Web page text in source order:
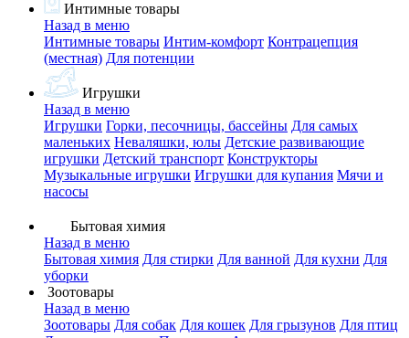
Интимные товары
Назад в меню
Интимные товары Интим-комфорт Контрацепция
(местная) Для потенции
Игрушки
Назад в меню
Игрушки Горки, песочницы, бассейны Для самых
маленьких Неваляшки, юлы Детские развивающие
игрушки Детский транспорт Конструкторы
Музыкальные игрушки Игрушки для купания Мячи и
насосы
Бытовая химия
Назад в меню
Бытовая химия Для стирки Для ванной Для кухни Для
уборки
Зоотовары
Назад в меню
Зоотовары Для собак Для кошек Для грызунов Для птиц